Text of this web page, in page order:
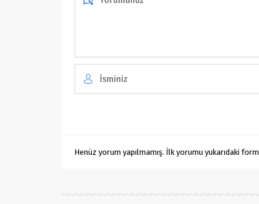
Henüz yorum yapılmamış. İlk yorumu yukarıdaki